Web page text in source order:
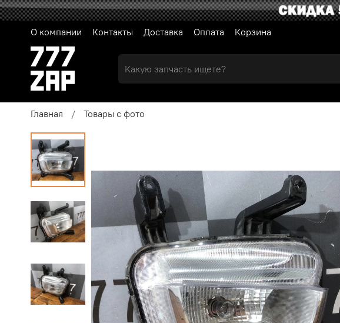
О компании Контакты Доставка Оплата Корзина
Главная Товары с фото